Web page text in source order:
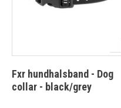
Fxr hundhalsband - Dog
collar - black/grey